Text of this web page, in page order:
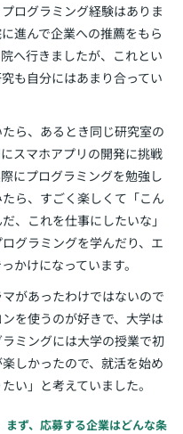
ログラミング経験はありま
進んで企業への推薦をもら
へ行きましたが、これとい
も自分にはあまり合ってい
ら、あるとき同じ研究室の
スマホアプリの開発に挑戦
にプログラミングを勉強し
ら、すごく楽しくて「こん
、これを仕事にしたいな」
グラミングを学んだり、エ
かけになっています。
があったわけではないので
を使うのが好きで、大学は
ミングには大学の授業で初
しかったので、就活を始め
い」と考えていました。
ず、応募する企業はどんな条